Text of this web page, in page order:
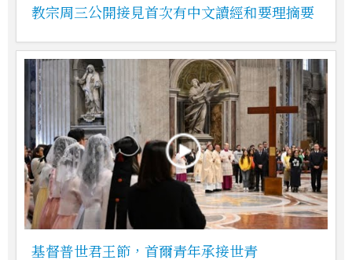
教宗周三公開接見首次有中文讀經和要理摘要
基督普世君王節，首爾青年承接世青